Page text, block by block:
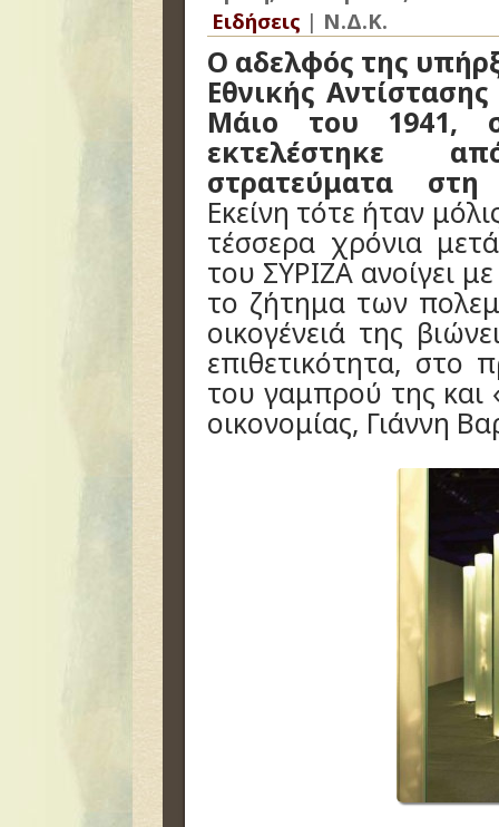
Ειδήσεις | Ν.Δ.Κ.
Ο αδελφός της
Εθνικής
Μάιο του 1941,
εκτελέστηκε
στρατεύματα στη
Εκείνη τότε ήταν
τέσσερα χρόνια
του ΣΥΡΙΖΑ ανοίγει
το ζήτημα των
οικογένειά της
επιθετικότητα,
του γαμπρού της και
οικονομίας, Γιάννη